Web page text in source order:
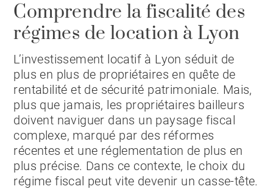
Comprendre la fiscalité des
régimes de location à Lyon
L’investissement locatif à Lyon séduit de
plus en plus de propriétaires en quête de
rentabilité et de sécurité patrimoniale. Mais,
plus que jamais, les propriétaires bailleurs
doivent naviguer dans un paysage fiscal
complexe, marqué par des réformes
récentes et une réglementation de plus en
plus précise. Dans ce contexte, le choix du
régime fiscal peut vite devenir un casse-tête.